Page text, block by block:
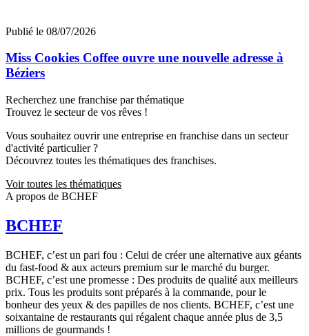
Publié le 08/07/2026
Miss Cookies Coffee ouvre une nouvelle adresse à
Béziers
Recherchez une franchise par thématique
Trouvez le secteur de vos rêves !
Vous souhaitez ouvrir une entreprise en franchise dans un secteur
d'activité particulier ?
Découvrez toutes les thématiques des franchises.
Voir toutes les thématiques
A propos de BCHEF
BCHEF
BCHEF, c’est un pari fou : Celui de créer une alternative aux géants
du fast-food & aux acteurs premium sur le marché du burger.
BCHEF, c’est une promesse : Des produits de qualité aux meilleurs
prix. Tous les produits sont préparés à la commande, pour le
bonheur des yeux & des papilles de nos clients. BCHEF, c’est une
soixantaine de restaurants qui régalent chaque année plus de 3,5
millions de gourmands !